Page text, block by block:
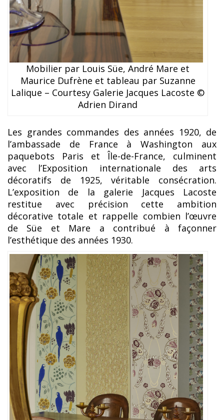
Mobilier par Louis Süe, André Mare et
Maurice Dufrène et tableau par Suzanne
Lalique – Courtesy Galerie Jacques Lacoste ©
Adrien Dirand
Les grandes commandes des années 1920, de
l’ambassade de France à Washington aux
paquebots Paris et Île-de-France, culminent
avec l’Exposition internationale des arts
décoratifs de 1925, véritable consécration.
L’exposition de la galerie Jacques Lacoste
restitue avec précision cette ambition
décorative totale et rappelle combien l’œuvre
de Süe et Mare a contribué à façonner
l’esthétique des années 1930.